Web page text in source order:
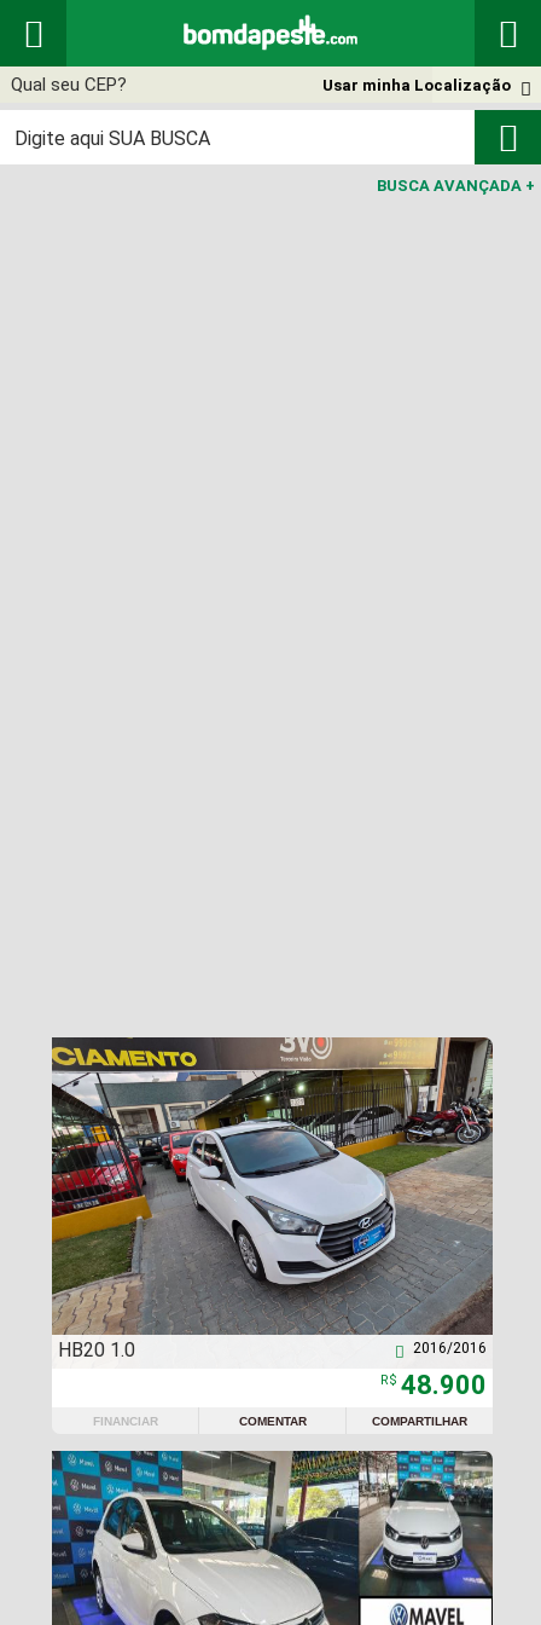
 

Usar minha Localização

BUSCA AVANÇADA +
HB20 1.0 2016/2016

R$ 48.900
FINANCIAR COMENTAR COMPARTILHAR